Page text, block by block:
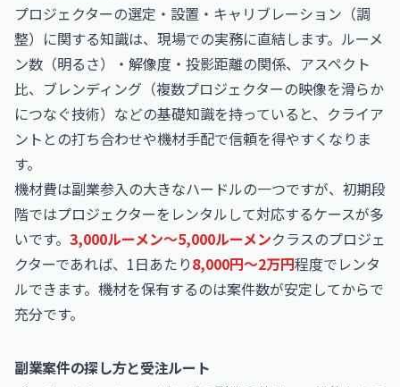
プロジェクターの選定・設置・キャリブレーション（調
整）に関する知識は、現場での実務に直結します。ルーメ
ン数（明るさ）・解像度・投影距離の関係、アスペクト
比、ブレンディング（複数プロジェクターの映像を滑らか
につなぐ技術）などの基礎知識を持っていると、クライア
ントとの打ち合わせや機材手配で信頼を得やすくなりま
す。
機材費は副業参入の大きなハードルの一つですが、初期段
階ではプロジェクターをレンタルして対応するケースが多
いです。 3,000ルーメン〜5,000ルーメンクラスのプロジェ
クターであれば、1日あたり8,000円〜2万円程度でレンタ
ルできます。機材を保有するのは案件数が安定してからで
充分です。
副業案件の探し方と受注ルート